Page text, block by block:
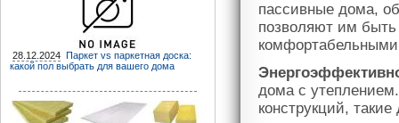
28.12.2024 Паркет vs паркетная доска:
какой пол выбрать для вашего дома
пассивные дома,
позволяют им
дома с
конструкций,